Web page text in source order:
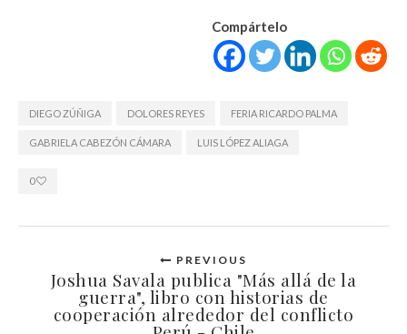
Compártelo
DIEGO ZÚÑIGA DOLORES REYES FERIA RICARDO PALMA
GABRIELA CABEZÓN CÁMARA LUIS LÓPEZ ALIAGA
0
PREVIOUS
Joshua Savala publica "Más allá de la
guerra", libro con historias de
cooperación alrededor del conflicto